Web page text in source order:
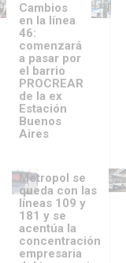
Cambios
en la línea
46:
comenzará
a pasar por
el barrio
PROCREAR
de la ex
Estación
Buenos
Aires
Metropol se
queda con las
líneas 109 y
181 y se
acentúa la
concentración
empresaria